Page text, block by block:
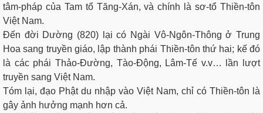
tâm-pháp của Tam tổ Tăng-Xán, và chính là sơ-tổ Thiền-tôn
Việt Nam.
Ðến đời Dường (820) lại có Ngài Vô-Ngôn-Thông ở Trung
Hoa sang truyền giáo, lập thành phái Thiền-tôn thứ hai; kế đó
là các phái Thảo-Ðường, Tào-Động, Lâm-Tế v.v… lần lượt
truyền sang Việt Nam.
Tóm lại, đạo Phật du nhập vào Việt Nam, chỉ có Thiền-tôn là
gây ảnh hưởng mạnh hơn cả.